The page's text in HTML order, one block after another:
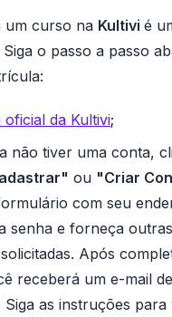
um curso na Kultivi é
o passo a passo
oficial da Kultivi;
não tiver uma conta,
ou "Criar
com seu
senha e forneça outras
Após
receberá um e-mail de
as instruções para